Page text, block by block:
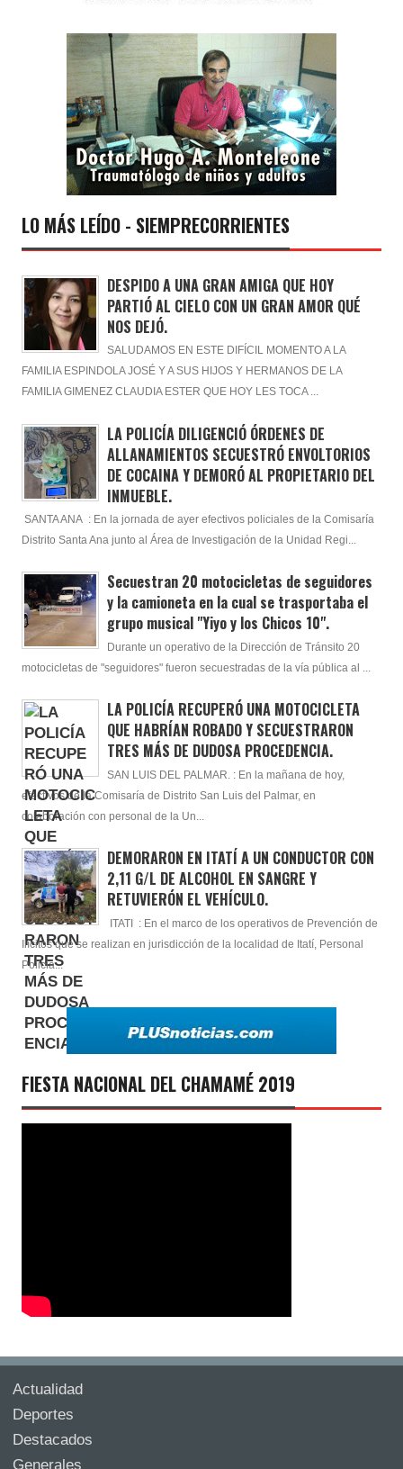
LO MÁS LEÍDO - SIEMPRECORRIENTES
DESPIDO A UNA GRAN AMIGA QUE HOY
PARTIÓ AL CIELO CON UN GRAN AMOR QUÉ
NOS DEJÓ.
SALUDAMOS EN ESTE DIFÍCIL MOMENTO A LA
FAMILIA ESPINDOLA JOSÉ Y A SUS HIJOS Y HERMANOS DE LA
FAMILIA GIMENEZ CLAUDIA ESTER QUE HOY LES TOCA ...
LA POLICÍA DILIGENCIÓ ÓRDENES DE
ALLANAMIENTOS SECUESTRÓ ENVOLTORIOS
DE COCAINA Y DEMORÓ AL PROPIETARIO DEL
INMUEBLE.
SANTA ANA : En la jornada de ayer efectivos policiales de la Comisaría
Distrito Santa Ana junto al Área de Investigación de la Unidad Regi...
Secuestran 20 motocicletas de seguidores
y la camioneta en la cual se trasportaba el
grupo musical "Yiyo y los Chicos 10".
Durante un operativo de la Dirección de Tránsito 20
motocicletas de "seguidores" fueron secuestradas de la vía pública al ...
LA POLICÍA RECUPERÓ UNA MOTOCICLETA
QUE HABRÍAN ROBADO Y SECUESTRARON
TRES MÁS DE DUDOSA PROCEDENCIA.
SAN LUIS DEL PALMAR. : En la mañana de hoy,
efectivos de la Comisaría de Distrito San Luis del Palmar, en
colaboración con personal de la Un...
DEMORARON EN ITATÍ A UN CONDUCTOR CON
2,11 G/L DE ALCOHOL EN SANGRE Y
RETUVIERÓN EL VEHÍCULO.
ITATI : En el marco de los operativos de Prevención de
Ilícitos que se realizan en jurisdicción de la localidad de Itatí, Personal
Policia...
FIESTA NACIONAL DEL CHAMAMÉ 2019
Actualidad
Deportes
Destacados
Generales